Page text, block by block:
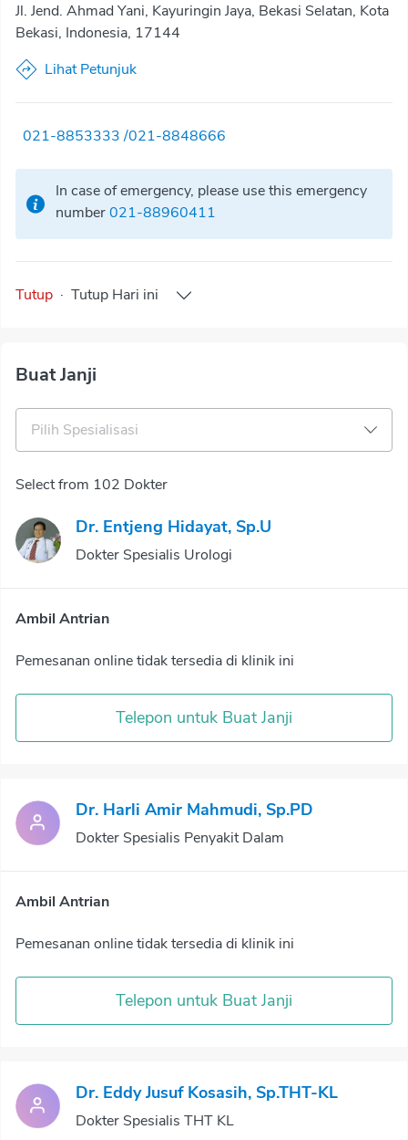
Jl. Jend. Ahmad Yani, Kayuringin Jaya, Bekasi Selatan, Kota
Bekasi, Indonesia, 17144
Lihat Petunjuk
021-8853333 /021-8848666
In case of emergency, please use this emergency
number021-88960411
Tutup · Tutup Hari ini
Buat Janji
Pilih Spesialisasi
Select from 102 Dokter
Dr. Entjeng Hidayat, Sp.U
Dokter Spesialis Urologi
Ambil Antrian
Pemesanan online tidak tersedia di klinik ini
Telepon untuk Buat Janji
Dr. Harli Amir Mahmudi, Sp.PD
Dokter Spesialis Penyakit Dalam
Ambil Antrian
Pemesanan online tidak tersedia di klinik ini
Telepon untuk Buat Janji
Dr. Eddy Jusuf Kosasih, Sp.THT-KL
Dokter Spesialis THT KL